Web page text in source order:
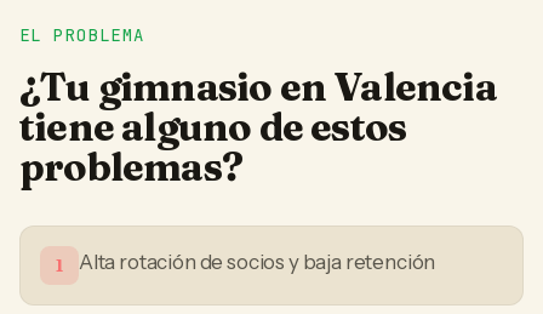
EL PROBLEMA
¿Tu gimnasio enValencia
tiene alguno de estos
problemas?
1 Alta rotación de socios y baja retención